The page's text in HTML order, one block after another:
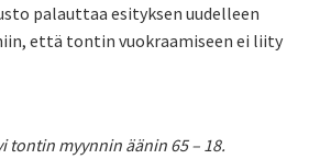
palauttaa esityksen uudelleen
että tontin vuokraamiseen ei liity
tontin myynnin äänin 65 – 18.